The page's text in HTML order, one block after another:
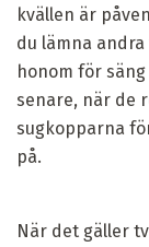
kvällen är
du lämna
honom för
senare, när de
sugkopparna
på.
När det gäller